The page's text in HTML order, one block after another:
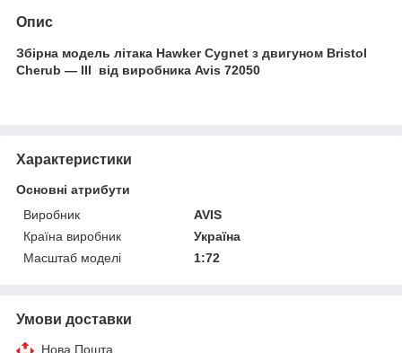
Опис
Збірна модель літака Hawker Cygnet з двигуном Bristol
Cherub — III від виробника Avis 72050
Характеристики
Основні атрибути
Виробник
AVIS
Країна виробник
Україна
Масштаб моделі
1:72
Умови доставки
Нова Пошта